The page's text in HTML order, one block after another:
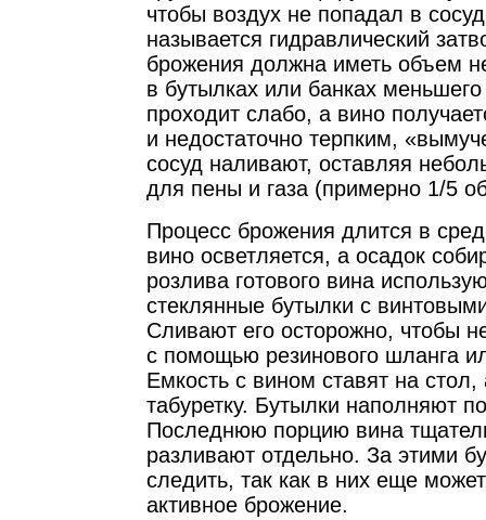
чтобы воздух не попадал в
называется гидравлический
брожения должна иметь объем
в бутылках или банках
проходит слабо, а вино
и недостаточно терпким,
сосуд наливают, оставляя
для пены и газа (примерно 1/5
Процесс брожения длится в
вино осветляется, а осадок
розлива готового вина
стеклянные бутылки с
Сливают его осторожно, чтобы
с помощью резинового шланга
Емкость с вином ставят на
табуретку. Бутылки наполняют
Последнюю порцию вина
разливают отдельно. За этими
следить, так как в них еще
активное брожение.